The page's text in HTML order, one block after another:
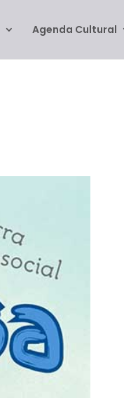
Agenda Cultural